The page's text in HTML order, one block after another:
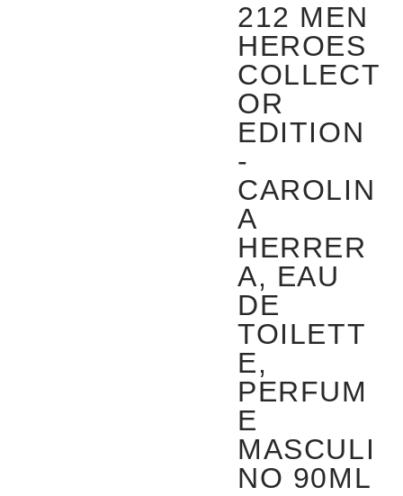
212 MEN
HEROES
COLLECT
OR
EDITION
-
CAROLIN
A
HERRER
A, EAU
DE
TOILETT
E,
PERFUM
E
MASCULI
NO 90ML